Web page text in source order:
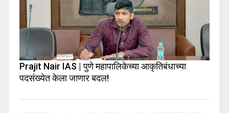
Prajit Nair IAS | पुणे महापालिकेच्या आकृतिबंधाच्या
पदसंख्येत केला जाणार बदल!